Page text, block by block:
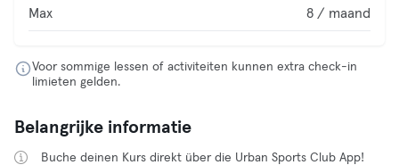
Max 8 / maand
Voor sommige lessen of activiteiten kunnen extra check-in
limieten gelden.
Belangrijke informatie
Buche deinen Kurs direkt über die Urban Sports Club App!